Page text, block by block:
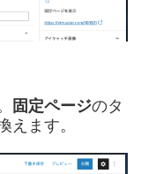
固定ページのタ
えます。